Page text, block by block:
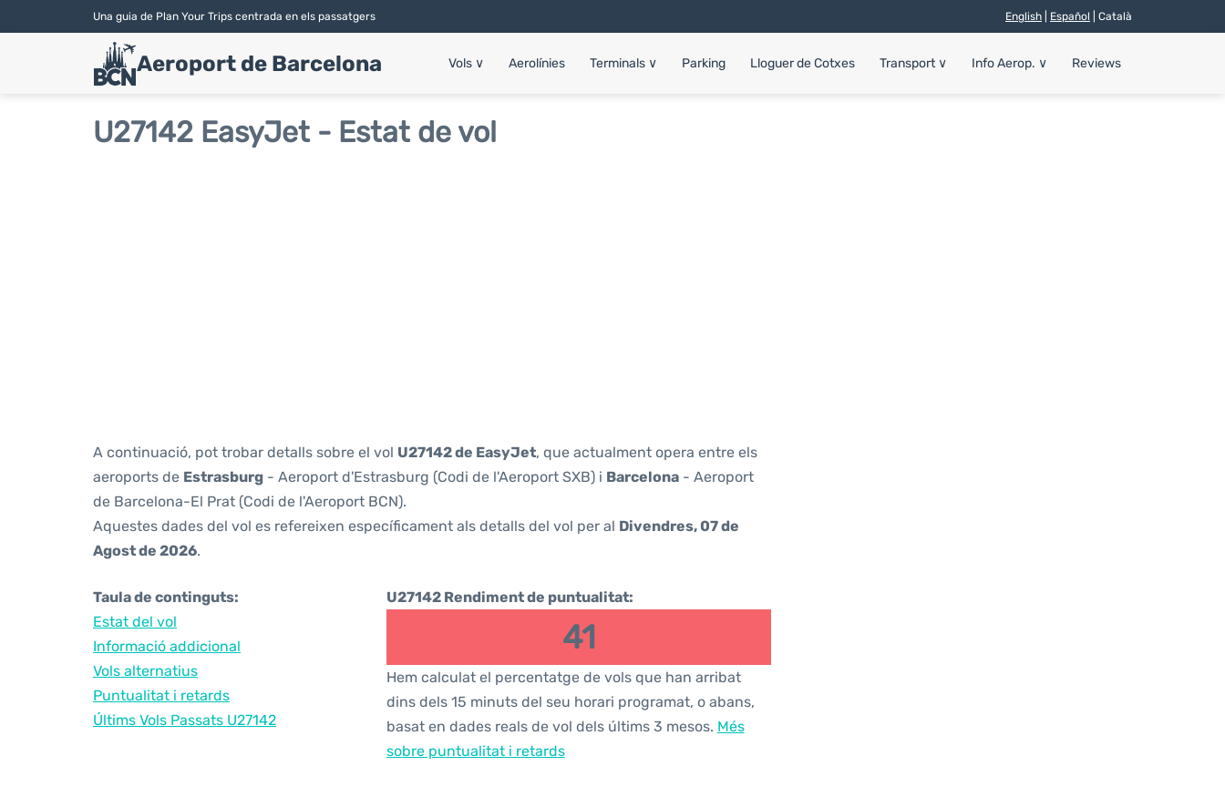
Una guia de Plan Your Trips centrada en els passatgers English Español | Català
Aeroport de Barcelona Vols ∨ Aerolínies Terminals ∨ Parking Lloguer de Cotxes Transport ∨ Info Aerop. ∨ Reviews
U27142 EasyJet - Estat de vol
A continuació, pot trobar detalls sobre el vol U27142 de EasyJet, que actualment opera entre els
aeroports de Estrasburg - Aeroport d'Estrasburg (Codi de l'Aeroport SXB) i Barcelona - Aeroport
de Barcelona-El Prat (Codi de l'Aeroport BCN).
Aquestes dades del vol es refereixen específicament als detalls del vol per al Divendres, 07 de
Agost de 2026.
Taula de continguts:
Estat del vol
Informació addicional
Vols alternatius
Puntualitat i retards
Últims Vols Passats U27142
U27142 Rendiment de puntualitat:
41
Hem calculat el percentatge de vols que han arribat
dins dels 15 minuts del seu horari programat, o abans,
basat en dades reals de vol dels últims 3 mesos. Més
sobre puntualitat i retards